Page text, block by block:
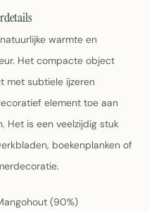
warmte en
Het compacte object
met subtiele ijzeren
element toe aan
Het is een veelzijdig stuk
boekenplanken of
(90%)